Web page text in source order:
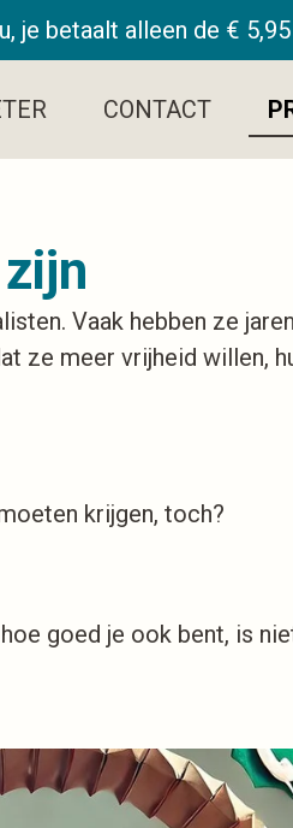
je betaalt alleen de €
CONTACT
Vaak hebben ze
ze meer vrijheid willen,
krijgen, toch?
goed je ook bent, is